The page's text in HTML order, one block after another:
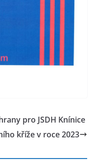
pro JSDH Knínice
kříže v roce 2023